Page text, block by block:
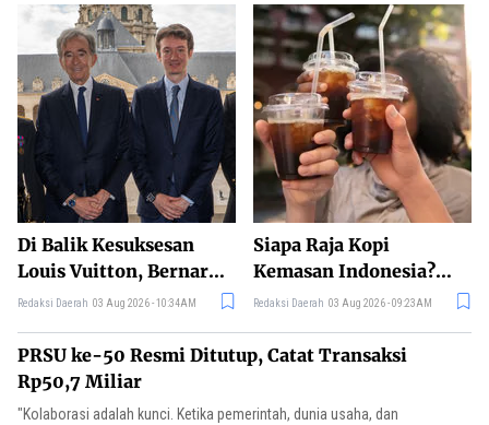
Di Balik Kesuksesan
Louis Vuitton, Bernard
Arnault Punya Satu
Redaksi Daerah 03 Aug 2026 - 10:34AM
Siapa Raja Kopi
Kemasan Indonesia?
Intip Peta Persaingan
Redaksi Daerah 03 Aug 2026 - 09:23AM
PRSU ke-50 Resmi Ditutup, Catat Transaksi
Rp50,7 Miliar
"Kolaborasi adalah kunci. Ketika pemerintah, dunia usaha, dan